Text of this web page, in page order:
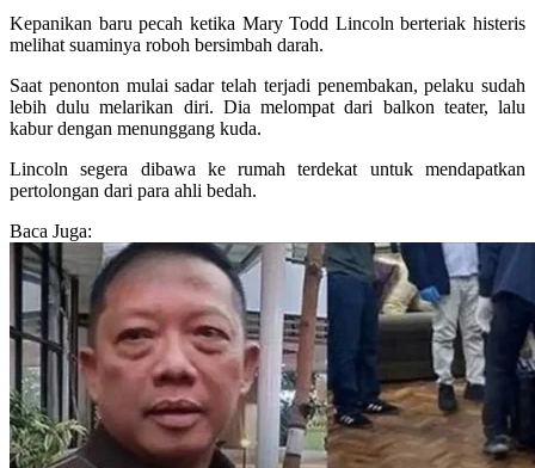
Kepanikan baru pecah ketika Mary Todd Lincoln berteriak histeris
melihat suaminya roboh bersimbah darah.
Saat penonton mulai sadar telah terjadi penembakan, pelaku sudah
lebih dulu melarikan diri. Dia melompat dari balkon teater, lalu
kabur dengan menunggang kuda.
Lincoln segera dibawa ke rumah terdekat untuk mendapatkan
pertolongan dari para ahli bedah.
Baca Juga: